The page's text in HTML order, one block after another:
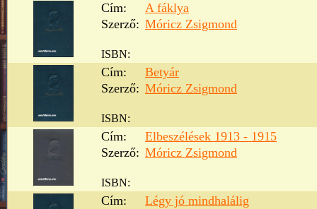
Cím:
A fáklya
Szerző: Móricz Zsigmond
ISBN:
Cím:
Betyár
Szerző: Móricz Zsigmond
ISBN:
Cím:
Elbeszélések 1913 - 1915
Szerző: Móricz Zsigmond
ISBN:
Cím:
Légy jó mindhalálig